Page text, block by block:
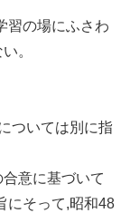
習の場にふさわ
。
ついては別に指
意に基づいて
にそって,昭和48